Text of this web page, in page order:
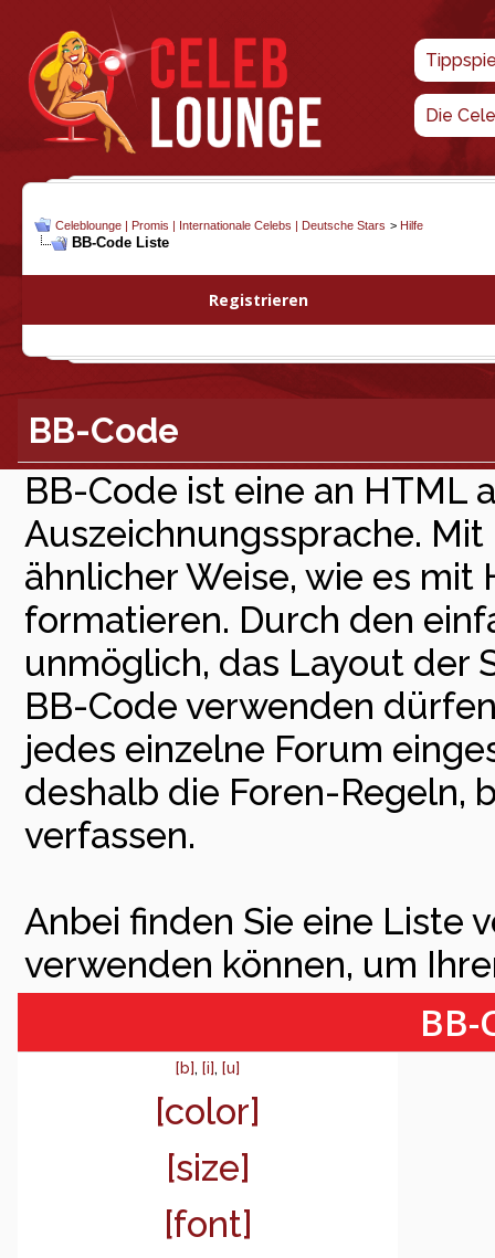
Die
Celeblounge | Promis | Internationale Celebs | Deutsche Stars > Hilfe
BB-Code Liste
Registrieren
BB-Code
BB-Code ist eine an HTML
Auszeichnungssprache.
ähnlicher Weise, wie es mit
formatieren. Durch den
unmöglich, das Layout der
BB-Code verwenden
jedes einzelne Forum
deshalb die Foren-Regeln,
verfassen.
Anbei finden Sie eine Liste
verwenden können, um
[b], [i], [u]
[color]
[size]
[font]